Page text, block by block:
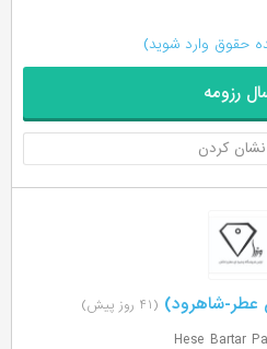
حقوق وارد شوید)
رزومه
نشان کردن
عطر-شاهرود) (۴۱ روز پیش)